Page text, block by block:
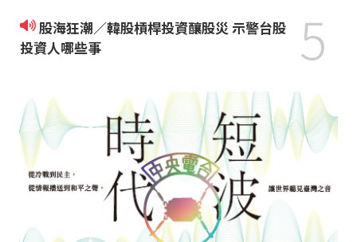
股海狂潮／韓股槓桿投資釀股災 示警台股
投資人哪些事
5